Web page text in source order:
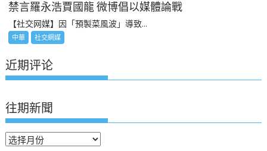
禁言羅永浩賈國龍 微博倡以媒體論戰
【社交网媒】因「預製菜風波」導致...
中華 社交網媒
近期评论
往期新聞
往